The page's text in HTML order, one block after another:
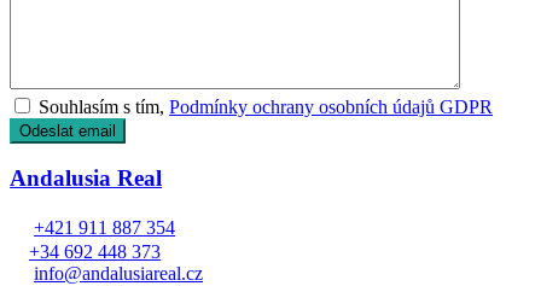
Souhlasím s tím,Podmínky ochrany osobních údajů GDPR
Andalusia Real
+421 911 887 354
+34 692 448 373
info@andalusiareal.cz